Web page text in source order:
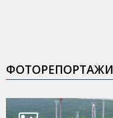
ФОТОРЕПОРТАЖИ